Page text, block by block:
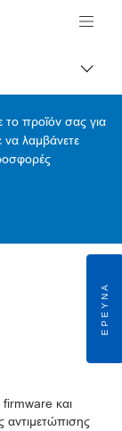
Logo, back to
προϊόν σας για
να λαμβάνετε
και
αντιμετώπισης
ΈΡΕΥΝΑ